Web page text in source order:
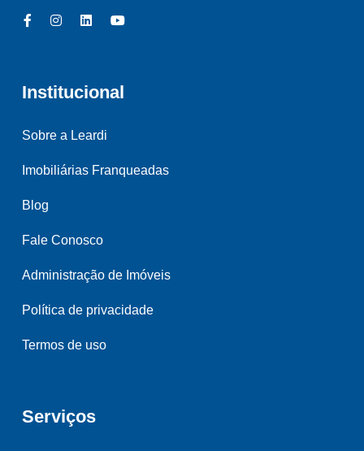
Institucional
Sobre a Leardi
Imobiliárias Franqueadas
Blog
Fale Conosco
Administração de Imóveis
Política de privacidade
Termos de uso
Serviços